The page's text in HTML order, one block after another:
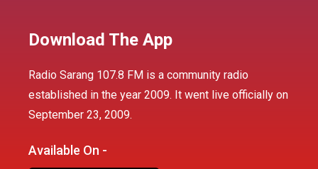
Download The App
Radio Sarang 107.8 FM is a community radio
established in the year 2009. It went live officially on
September 23, 2009.
Available On -